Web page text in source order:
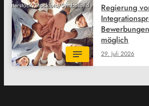
Shutterstock/Stockfoto/Symbolbild
29. Juli 2026
Regierung
möglich